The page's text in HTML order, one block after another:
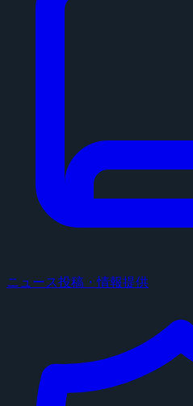
ニュース投稿・情報提供